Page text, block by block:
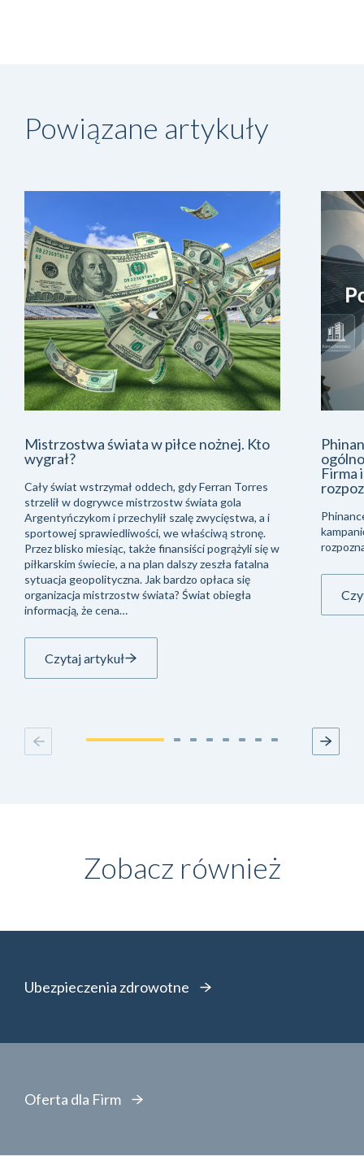
Powiązane artykuły
Mistrzostwa świata w piłce nożnej. Kto
wygrał?
Cały świat wstrzymał oddech, gdy Ferran Torres
strzelił w dogrywce mistrzostw świata gola
Argentyńczykom i przechylił szalę zwycięstwa, a i
sportowej sprawiedliwości, we właściwą stronę.
Przez blisko miesiąc, także finansiści pogrążyli się w
piłkarskim świecie, a na plan dalszy zeszła fatalna
sytuacja geopolityczna. Jak bardzo opłaca się
organizacja mistrzostw świata? Świat obiegła
informacją, że cena…
Czytaj artykuł
Firma
Zobacz również
Ubezpieczenia zdrowotne
Oferta dla Firm